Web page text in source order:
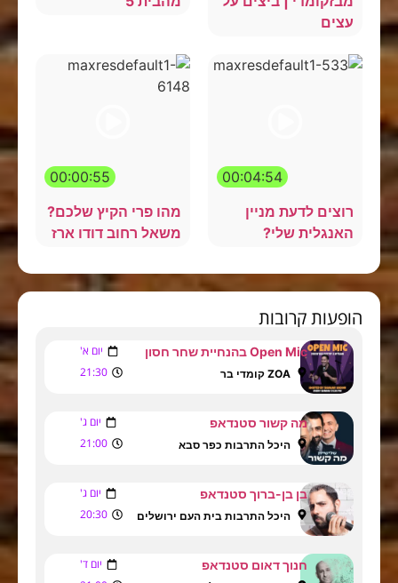
עצים
00:04:54
רוצים לדעת מניין
האנגלית שלי?
00:00:55
מהו פרי הקיץ שלכם?
משאל רחוב דודו ארז
הופעות קרובות
Open Mic בהנחיית שחר חסון יום א'
ZOA קומדי בר 21:30
מה קשור סטנדאפ יום ג'
היכל התרבות כפר סבא 21:00
בן בן-ברוך סטנדאפ יום ג'
היכל התרבות בית העם ירושלים 20:30
חנוך דאום סטנדאפ יום ד'